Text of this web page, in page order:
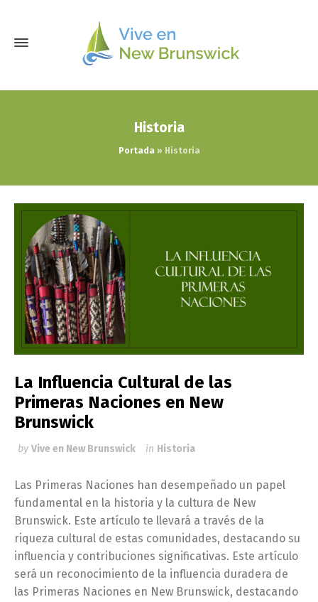
Historia
Portada» Historia
La Influencia Cultural de las
Primeras Naciones en New
Brunswick
by Vive en New Brunswick in Historia
Las Primeras Naciones han desempeñado un papel
fundamental en la historia y la cultura de New
Brunswick. Este artículo te llevará a través de la
riqueza cultural de estas comunidades, destacando su
influencia y contribuciones significativas. Este artículo
será un reconocimiento de la influencia duradera de
las Primeras Naciones en New Brunswick, destacando